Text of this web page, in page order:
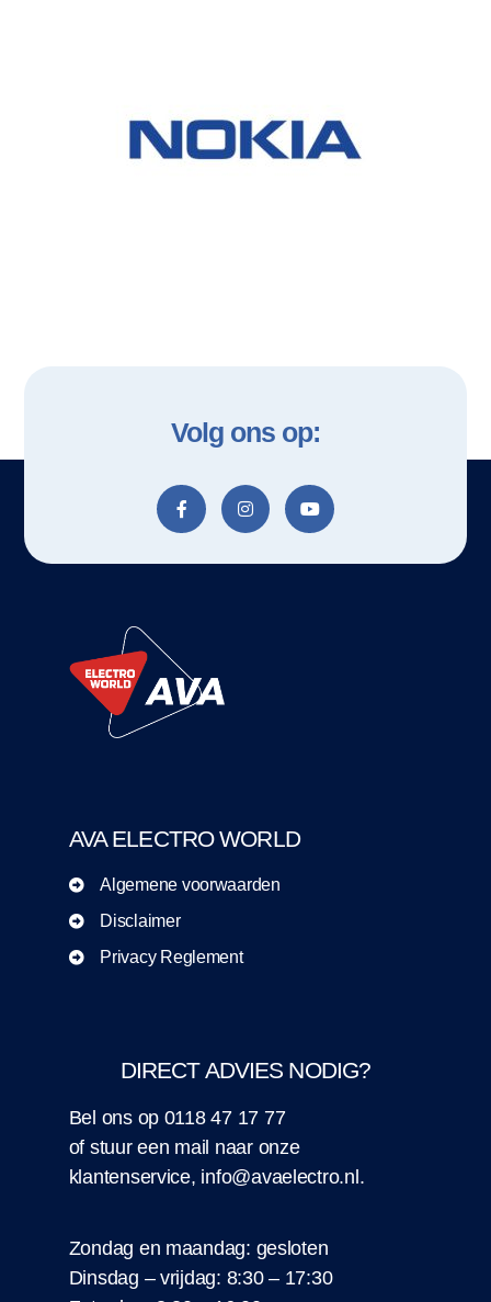
Volg ons op:
AVA ELECTRO WORLD
Algemene voorwaarden
Disclaimer
Privacy Reglement
DIRECT ADVIES NODIG?
Bel ons op 0118 47 17 77
of stuur een mail naar onze
klantenservice, info@avaelectro.nl .
Zondag en maandag: gesloten
Dinsdag – vrijdag: 8:30 – 17:30